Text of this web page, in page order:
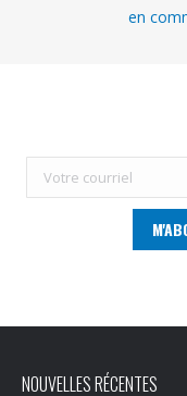
en
NOUVELLES RÉCENTES